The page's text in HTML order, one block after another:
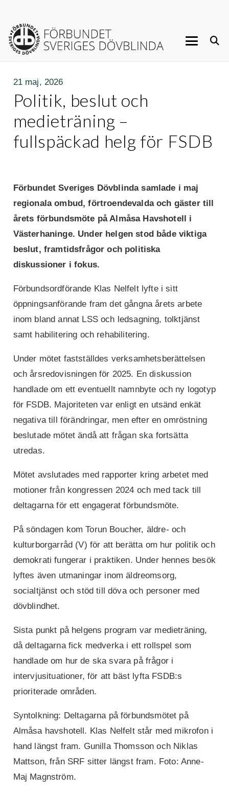
21 maj, 2026
Politik, beslut och
medieträning –
fullspäckad helg för FSDB
Förbundet Sveriges Dövblinda samlade i maj
regionala ombud, förtroendevalda och gäster till
årets förbundsmöte på Almåsa Havshotell i
Västerhaninge. Under helgen stod både viktiga
beslut, framtidsfrågor och politiska
diskussioner i fokus.
Förbundsordförande Klas Nelfelt lyfte i sitt
öppningsanförande fram det gångna årets arbete
inom bland annat LSS och ledsagning, tolktjänst
samt habilitering och rehabilitering.
Under mötet fastställdes verksamhetsberättelsen
och årsredovisningen för 2025. En diskussion
handlade om ett eventuellt namnbyte och ny logotyp
för FSDB. Majoriteten var enligt en utsänd enkät
negativa till förändringar, men efter en omröstning
beslutade mötet ändå att frågan ska fortsätta
utredas.
Mötet avslutades med rapporter kring arbetet med
motioner från kongressen 2024 och med tack till
deltagarna för ett engagerat förbundsmöte.
På söndagen kom Torun Boucher, äldre- och
kulturborgarråd (V) för att berätta om hur politik och
demokrati fungerar i praktiken. Under hennes besök
lyftes även utmaningar inom äldreomsorg,
socialtjänst och stöd till döva och personer med
dövblindhet.
Sista punkt på helgens program var medieträning,
då deltagarna fick medverka i ett rollspel som
handlade om hur de ska svara på frågor i
intervjusituationer, för att bäst lyfta FSDB:s
prioriterade områden.
Syntolkning: Deltagarna på förbundsmötet på
Almåsa havshotell. Klas Nelfelt står med mikrofon i
hand längst fram. Gunilla Thomsson och Niklas
Mattson, från SRF sitter längst fram. Foto: Anne-
Maj Magnström.